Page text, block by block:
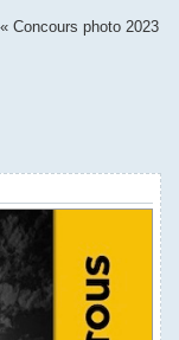
Concours photo 2023